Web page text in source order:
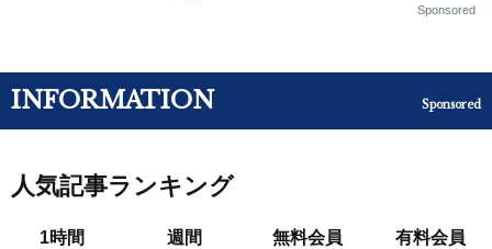
Sponsored
INFORMATION Sponsored
人気記事ランキング
1時間 週間 無料会員 有料会員